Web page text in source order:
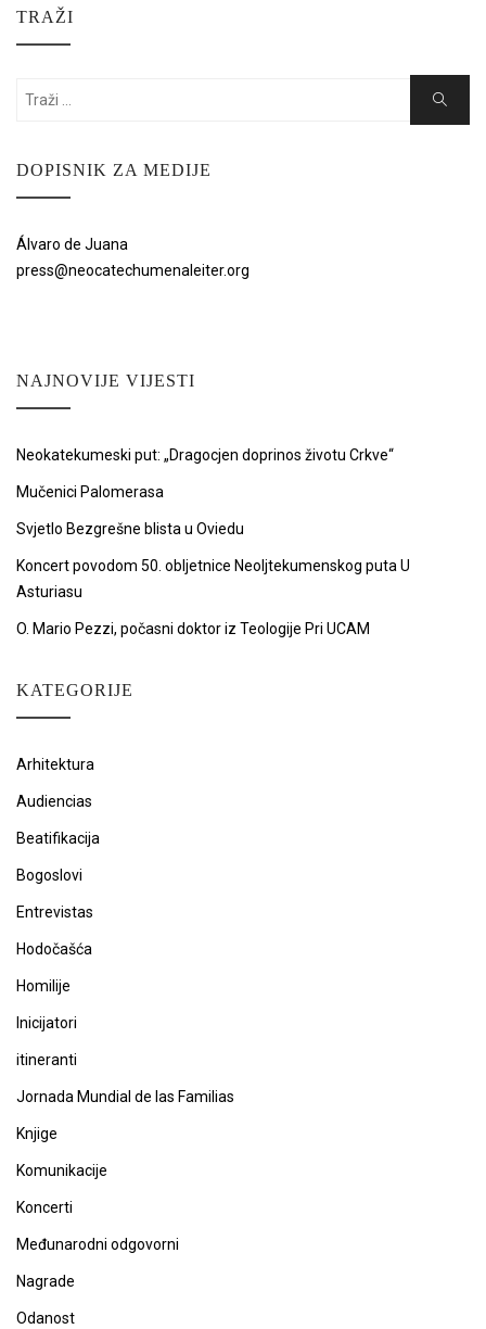
TRAŽI
Search
Search
DOPISNIK ZA MEDIJE
Álvaro de Juana
press@neocatechumenaleiter.org
NAJNOVIJE VIJESTI
Neokatekumeski put: „Dragocjen doprinos životu Crkve“
Mučenici Palomerasa
Svjetlo Bezgrešne blista u Oviedu
Koncert povodom 50. obljetnice Neoljtekumenskog puta U
Asturiasu
O. Mario Pezzi, počasni doktor iz Teologije Pri UCAM
KATEGORIJE
Arhitektura
Audiencias
Beatifikacija
Bogoslovi
Entrevistas
Hodočašća
Homilije
Inicijatori
itineranti
Jornada Mundial de las Familias
Knjige
Komunikacije
Koncerti
Međunarodni odgovorni
Nagrade
Odanost